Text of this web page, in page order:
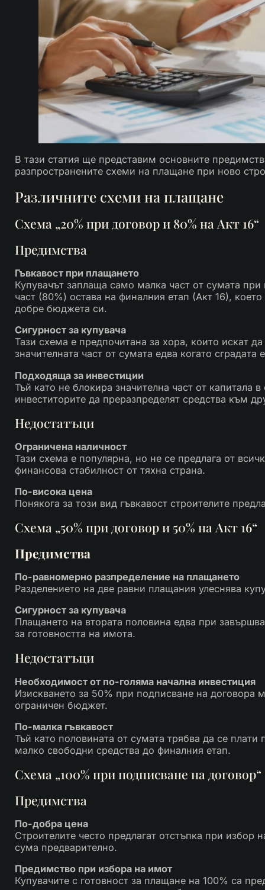
В тази статия ще представим основните
разпространените схеми на плащане при ново
Различните схеми на плащане
Схема „20% при договор и 80% на Акт 16“
Предимства
Гъвкавост при плащането
Купувачът заплаща само малка част от сумата
част (80%) остава на финалния етап (Акт 16),
добре бюджета си.
Сигурност за купувача
Тази схема е предпочитана за хора, които искат
значителната част от сумата едва когато сградата
Подходяща за инвестиции
Тъй като не блокира значителна част от капитала
инвеститорите да преразпределят средства към
Недостатъци
Ограничена наличност
Тази схема е популярна, но не се предлага от
финансова стабилност от тяхна страна.
По-висока цена
Понякога за този вид гъвкавост строителите
Схема „50% при договор и 50% на Акт 16“
Предимства
По-равномерно разпределение на плащането
Разделението на две равни плащания улеснява
Сигурност за купувача
Плащането на втората половина едва при
за готовността на имота.
Недостатъци
Необходимост от по-голяма начална инвестиция
Изискването за 50% при подписване на договора
ограничен бюджет.
По-малка гъвкавост
Тъй като половината от сумата трябва да се
малко свободни средства до финалния етап.
Схема „100% при подписване на договор“
Предимства
По-добра цена
Строителите често предлагат отстъпка при избор
сума предварително.
Предимство при избора на имот
Купувачите с готовност за плащане на 100% са